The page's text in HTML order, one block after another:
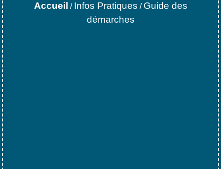
Accueil / Infos Pratiques / Guide des
démarches